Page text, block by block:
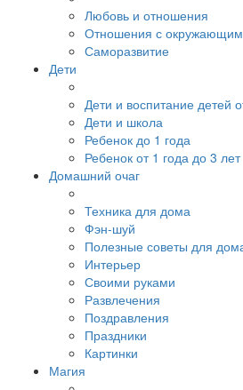
Любовь и отношения
Отношения с
Саморазвитие
Дети
Дети и воспитание детей
Дети и школа
Ребенок до 1 года
Ребенок от 1 года до 3 лет
Домашний очаг
Техника для дома
Фэн-шуй
Полезные советы для
Интерьер
Своими руками
Развлечения
Поздравления
Праздники
Картинки
Магия